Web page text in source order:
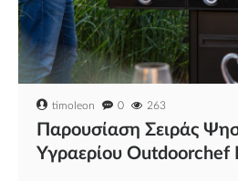
timoleon 0 263
Παρουσίαση Σειράς
Υγραερίου Outdoorchef